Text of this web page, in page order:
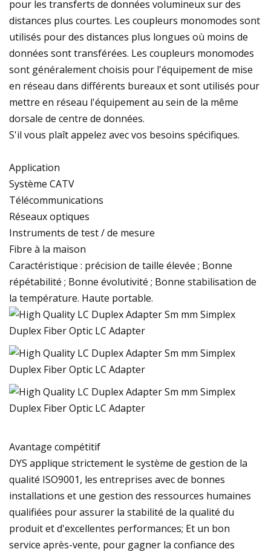
pour les transferts de données volumineux sur des
distances plus courtes. Les coupleurs monomodes sont
utilisés pour des distances plus longues où moins de
données sont transférées. Les coupleurs monomodes
sont généralement choisis pour l'équipement de mise
en réseau dans différents bureaux et sont utilisés pour
mettre en réseau l'équipement au sein de la même
dorsale de centre de données.
S'il vous plaît appelez avec vos besoins spécifiques.
Application
Système CATV
Télécommunications
Réseaux optiques
Instruments de test / de mesure
Fibre à la maison
Caractéristique : précision de taille élevée ; Bonne
répétabilité ; Bonne évolutivité ; Bonne stabilisation de
la température. Haute portable.
Avantage compétitif
DYS applique strictement le système de gestion de la
qualité ISO9001, les entreprises avec de bonnes
installations et une gestion des ressources humaines
qualifiées pour assurer la stabilité de la qualité du
produit et d'excellentes performances; Et un bon
service après-vente, pour gagner la confiance des